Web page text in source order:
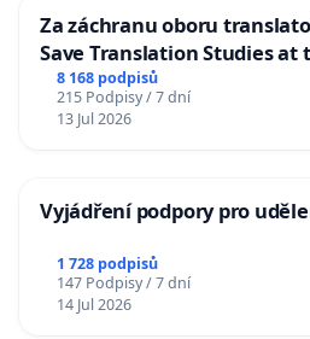
Za záchranu oboru
Save Translation Studies at
Charles University
8 168 podpisů
215 Podpisy / 7 dní
13 Jul 2026
Vyjádření podpory pro
1 728 podpisů
147 Podpisy / 7 dní
14 Jul 2026